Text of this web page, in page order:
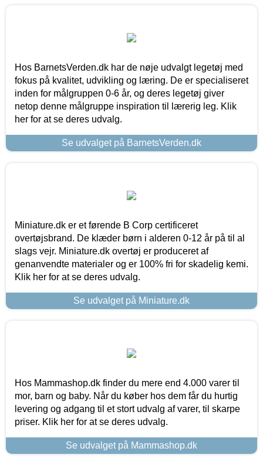
Hos BarnetsVerden.dk har de nøje udvalgt legetøj med
fokus på kvalitet, udvikling og læring. De er specialiseret
inden for målgruppen 0-6 år, og deres legetøj giver
netop denne målgruppe inspiration til lærerig leg. Klik
her for at se deres udvalg.
Se udvalget på BarnetsVerden.dk
Miniature.dk er et førende B Corp certificeret
overtøjsbrand. De klæder børn i alderen 0-12 år på til al
slags vejr. Miniature.dk overtøj er produceret af
genanvendte materialer og er 100% fri for skadelig kemi.
Klik her for at se deres udvalg.
Se udvalget på Miniature.dk
Hos Mammashop.dk finder du mere end 4.000 varer til
mor, barn og baby. Når du køber hos dem får du hurtig
levering og adgang til et stort udvalg af varer, til skarpe
priser. Klik her for at se deres udvalg.
Se udvalget på Mammashop.dk